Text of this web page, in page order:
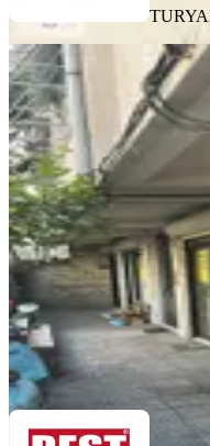
ÖNE ÇIKAN
Şişli-
Koluna
İstanbul,
95.000 ₺
REST Ofis Arife Kayadibi
Ara